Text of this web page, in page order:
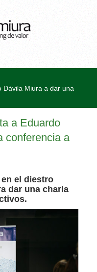
Dávila Miura a dar una
a Eduardo
conferencia a
el diestro
dar una charla